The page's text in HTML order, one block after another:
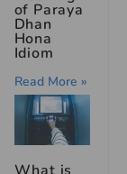
of Paraya
Dhan
Hona
Idiom
Read More »